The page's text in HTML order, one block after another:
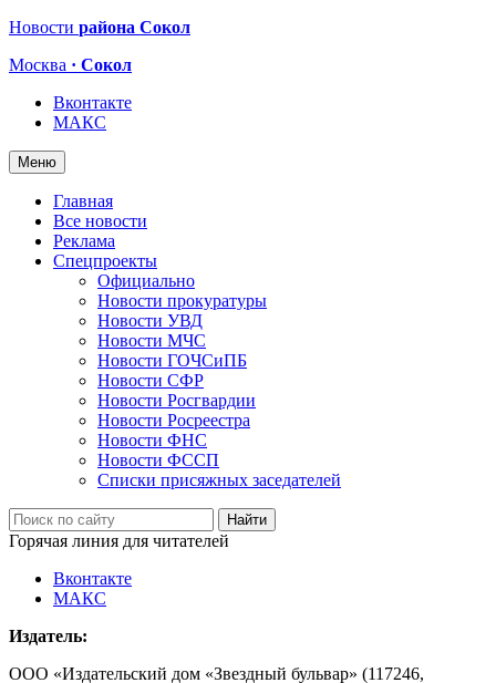
Новости района Сокол
Москва · Сокол
Вконтакте
МАКС
Меню
Главная
Все новости
Реклама
Спецпроекты
Официально
Новости прокуратуры
Новости УВД
Новости МЧС
Новости ГОЧСиПБ
Новости СФР
Новости Росгвардии
Новости Росреестра
Новости ФНС
Новости ФССП
Списки присяжных заседателей
Горячая линия для читателей
Вконтакте
МАКС
Издатель:
ООО «Издательский дом «Звездный бульвар» (117246,